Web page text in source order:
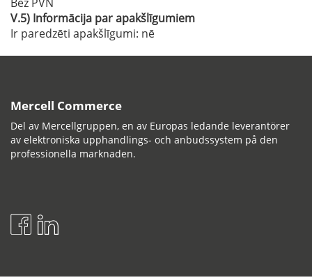
V.5) Informācija par apakšlīgumiem
Ir paredzēti apakšlīgumi: nē
Mercell Commerce
Del av Mercellgruppen, en av Europas ledande leverantörer
av elektroniska upphandlings- och anbudssystem på den
professionella marknaden.